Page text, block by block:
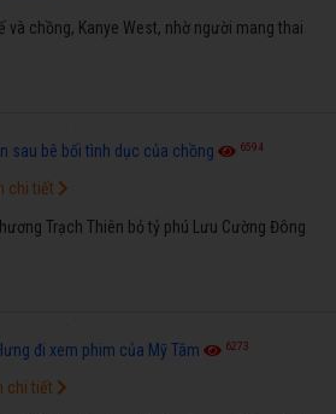
chồng, Kanye West, nhờ người mang thai
sau bê bối tình dục của chồng 6594
Trạch Thiên bỏ tỷ phú Lưu Cường Đông
chi tiết
đi xem phim của Mỹ Tâm 6273
chi tiết